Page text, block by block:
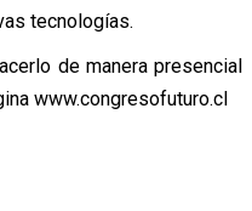
tecnologías.
de manera presencial
www.congresofuturo.cl